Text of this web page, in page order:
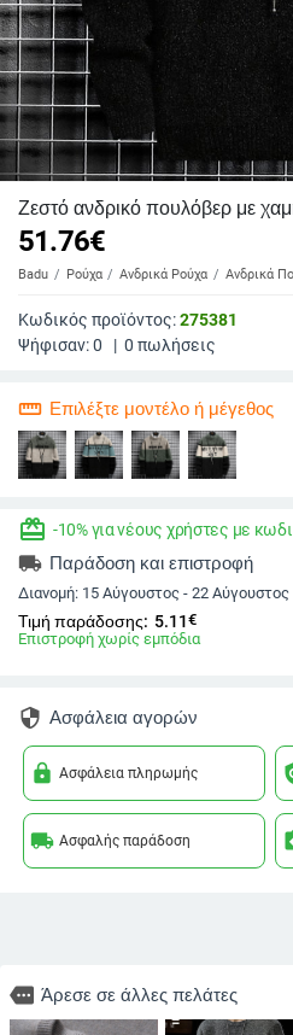
Ζεστό ανδρικό πουλόβερ με
51.76€
Badu Ρούχα Ανδρικά Ρούχα Ανδρικά
Κωδικός προϊόντος:275381
Ψήφισαν:0 | 0 πωλήσεις
straighten Επιλέξτε μοντέλο ή μέγεθος
redeem -10% για νέους χρήστες με
local_shipping Παράδοση και επιστροφή
Διανομή: 15 Αύγουστος - 22 Αύγουστος
Τιμή παράδοσης: 5.11€
Επιστροφή χωρίς εμπόδια
security Ασφάλεια αγορών
lock Ασφάλεια πληρωμής
local_shipping Ασφαλής παράδοση
more Άρεσε σε άλλες πελάτες